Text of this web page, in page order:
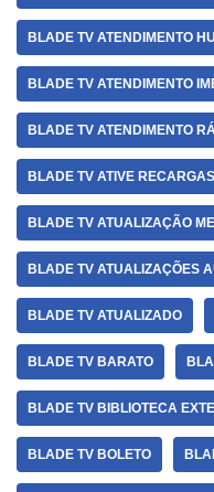
BLADE TV ATENDIMENTO
BLADE TV ATENDIMENTO
BLADE TV ATENDIMENTO
BLADE TV ATIVE RECARGAS
BLADE TV ATUALIZAÇÃO
BLADE TV ATUALIZAÇÕES
BLADE TV ATUALIZADO
BLADE TV BARATO
BLADE TV BIBLIOTECA
BLADE TV BOLETO